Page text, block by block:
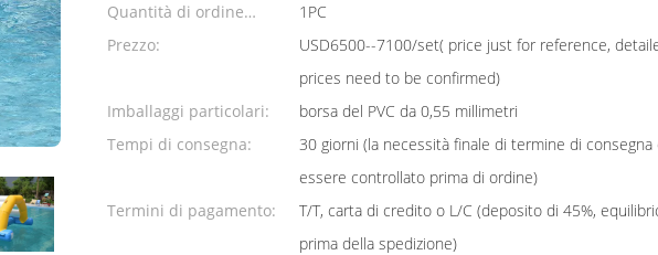
Quantità di ordine
minimo:
1PC
Prezzo:
USD6500--7100/set( price just for reference,
prices need to be confirmed)
Imballaggi particolari:
borsa del PVC da 0,55 millimetri
Tempi di consegna:
30 giorni (la necessità finale di termine di consegna
essere controllato prima di ordine)
Termini di pagamento:
T/T, carta di credito o L/C (deposito di 45%,
prima della spedizione)